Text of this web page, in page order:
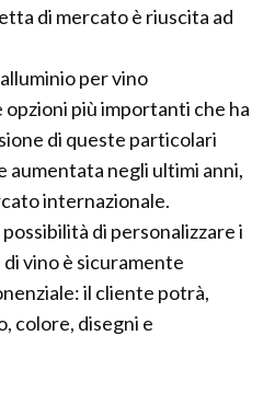
di mercato è riuscita ad
per vino
più importanti che ha
di queste particolari
aumentata negli ultimi anni,
internazionale.
di personalizzare i
vino è sicuramente
il cliente potrà,
colore, disegni e